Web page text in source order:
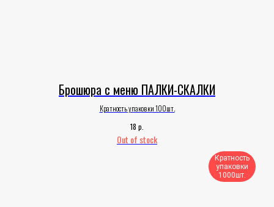
Брошюра с меню ПАЛКИ-СКАЛКИ
Кратность упаковки 100шт.
18 р.
Out of stock
Кратность
упаковки
1000шт.​